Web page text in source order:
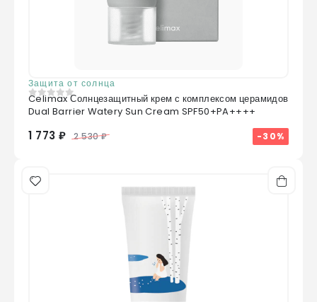
Защита от солнца
0из 5
Celimax Солнцезащитный крем с комплексом церамидов
Dual Barrier Watery Sun Cream SPF50+PA++++
1 773 ₽ 2 530 ₽ -30%